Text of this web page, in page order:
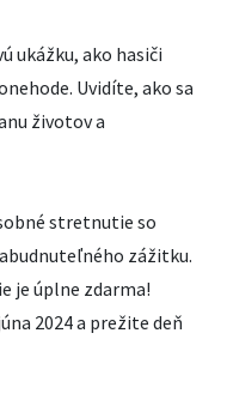
ukážku, ako hasiči
Uvidíte, ako sa
životov a
stretnutie so
zážitku.
je úplne zdarma!
2024 a prežite deň